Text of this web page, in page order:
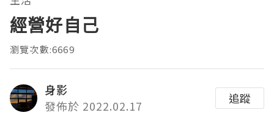
經營好自己
瀏覽次數:6669
身影
發佈於 2022.02.17
追蹤